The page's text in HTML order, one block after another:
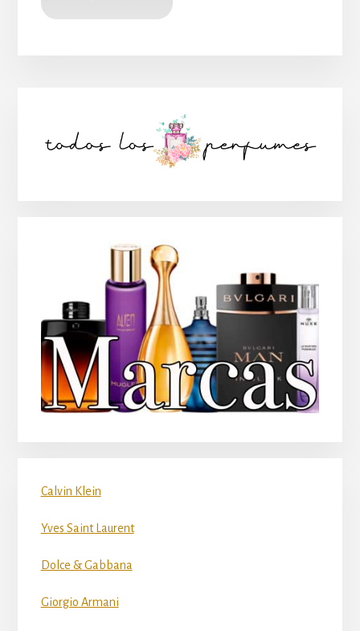
lateral
Calvin Klein
Yves Saint Laurent
Dolce & Gabbana
Giorgio Armani